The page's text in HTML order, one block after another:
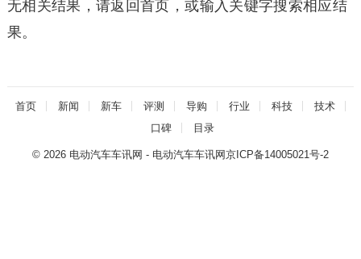
无相关结果，请返回首页，或输入关键字搜索相应结
果。
首页 新闻 新车 评测 导购 行业 科技
技术
口碑
目录
© 2026 电动汽车车讯网 - 电动汽车车讯网京ICP备14005021号-2